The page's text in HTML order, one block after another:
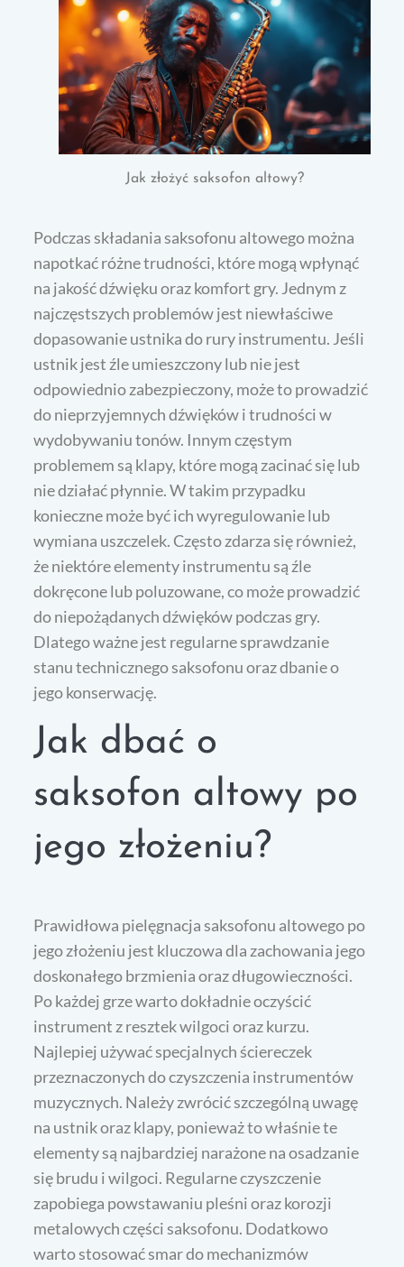
Jak złożyć saksofon altowy?
Podczas składania saksofonu altowego można
napotkać różne trudności, które mogą wpłynąć
na jakość dźwięku oraz komfort gry. Jednym z
najczęstszych problemów jest niewłaściwe
dopasowanie ustnika do rury instrumentu. Jeśli
ustnik jest źle umieszczony lub nie jest
odpowiednio zabezpieczony, może to prowadzić
do nieprzyjemnych dźwięków i trudności w
wydobywaniu tonów. Innym częstym
problemem są klapy, które mogą zacinać się lub
nie działać płynnie. W takim przypadku
konieczne może być ich wyregulowanie lub
wymiana uszczelek. Często zdarza się również,
że niektóre elementy instrumentu są źle
dokręcone lub poluzowane, co może prowadzić
do niepożądanych dźwięków podczas gry.
Dlatego ważne jest regularne sprawdzanie
stanu technicznego saksofonu oraz dbanie o
jego konserwację.
Jak dbać o
saksofon altowy po
jego złożeniu?
Prawidłowa pielęgnacja saksofonu altowego po
jego złożeniu jest kluczowa dla zachowania jego
doskonałego brzmienia oraz długowieczności.
Po każdej grze warto dokładnie oczyścić
instrument z resztek wilgoci oraz kurzu.
Najlepiej używać specjalnych ściereczek
przeznaczonych do czyszczenia instrumentów
muzycznych. Należy zwrócić szczególną uwagę
na ustnik oraz klapy, ponieważ to właśnie te
elementy są najbardziej narażone na osadzanie
się brudu i wilgoci. Regularne czyszczenie
zapobiega powstawaniu pleśni oraz korozji
metalowych części saksofonu. Dodatkowo
warto stosować smar do mechanizmów